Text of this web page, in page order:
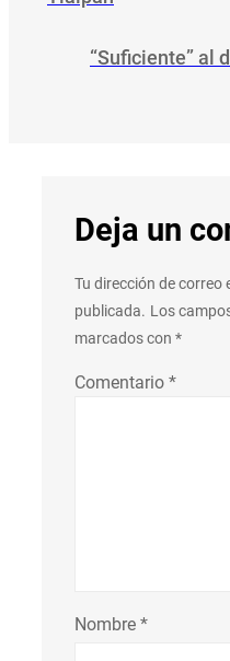
“Suficiente” al
Deja un
Tu dirección de correo
publicada. Los
marcados con *
Comentario *
Nombre *